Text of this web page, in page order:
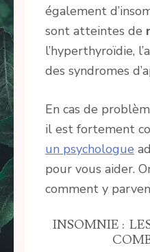
également
sont atteintes de
l’hyperthyroïdie,
des syndromes
En cas de
il est fortement
un psychologue
pour vous aider.
comment y
INSOMNIE :